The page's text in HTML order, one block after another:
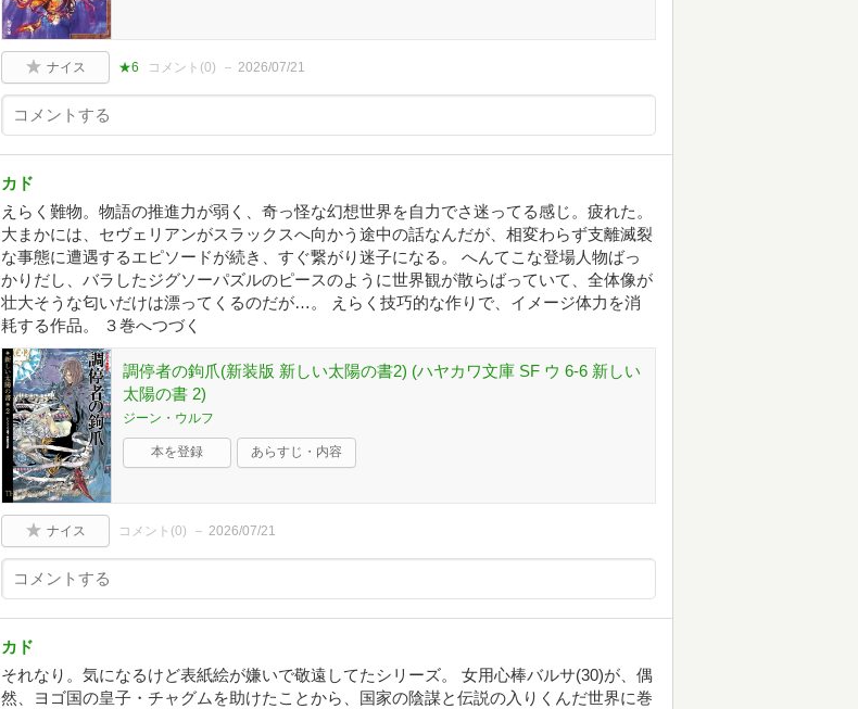
ナイス ★6 コメント(0) 2026/07/21
カド
えらく難物。物語の推進力が弱く、奇っ怪な幻想世界を自力でさ迷ってる感じ。疲れた。
大まかには、セヴェリアンがスラックスへ向かう途中の話なんだが、相変わらず支離滅裂
な事態に遭遇するエピソードが続き、すぐ繋がり迷子になる。 へんてこな登場人物ばっ
かりだし、バラしたジグソーパズルのピースのように世界観が散らばっていて、全体像が
壮大そうな匂いだけは漂ってくるのだが…。 えらく技巧的な作りで、イメージ体力を消
耗する作品。 ３巻へつづく
調停者の鉤爪(新装版 新しい太陽の書2) (ハヤカワ文庫 SF ウ 6-6 新しい
太陽の書 2)
ジーン・ウルフ
本を登録 あらすじ・内容
ナイス コメント(0) 2026/07/21
カド
それなり。気になるけど表紙絵が嫌いで敬遠してたシリーズ。 女用心棒バルサ(30)が、偶
然、ヨゴ国の皇子・チャグムを助けたことから、国家の陰謀と伝説の入りくんだ世界に巻